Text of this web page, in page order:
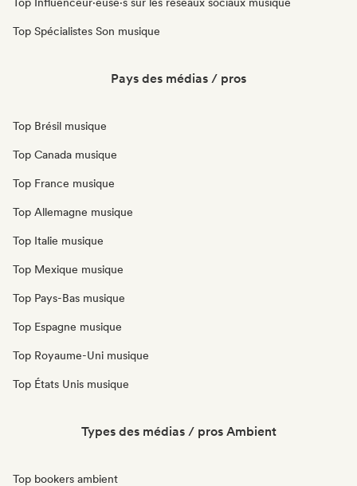
Top Spécialistes Son musique
Pays des médias / pros
Top Brésil musique
Top Canada musique
Top France musique
Top Allemagne musique
Top Italie musique
Top Mexique musique
Top Pays-Bas musique
Top Espagne musique
Top Royaume-Uni musique
Top États Unis musique
Types des médias / pros Ambient
Top bookers ambient